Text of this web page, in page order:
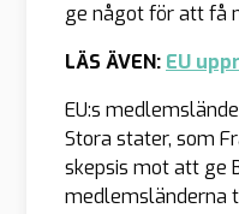
ge något för att få
LÄS ÄVEN: EU
EU:s
Stora stater, som
skepsis mot att ge
medlemsländerna